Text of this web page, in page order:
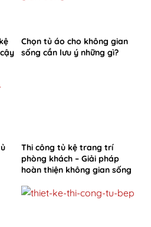
Chọn tủ áo cho không gian
sống cần lưu ý những gì?
Thi công tủ kệ trang trí
phòng khách – Giải pháp
hoàn thiện không gian sống